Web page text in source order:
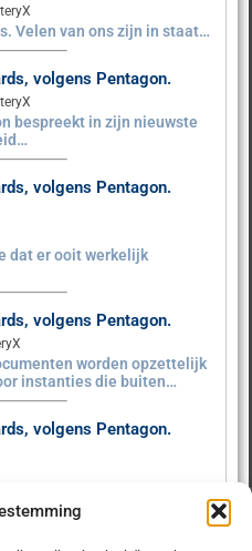
Velen van ons zijn in staat…
volgens Pentagon.
bespreekt in zijn nieuwste
volgens Pentagon.
dat er ooit werkelijk
volgens Pentagon.
worden opzettelijk
instanties die buiten…
volgens Pentagon.